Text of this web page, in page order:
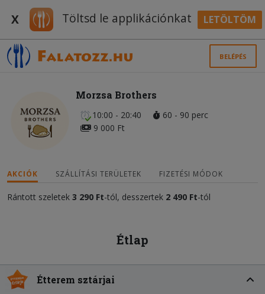
X Töltsd le applikációnkat LETÖLTÖM
BELÉPÉS
Morzsa Brothers
10:00 - 20:40
60 - 90 perc
9 000 Ft
AKCIÓK SZÁLLÍTÁSI TERÜLETEK FIZETÉSI MÓDOK
Rántott szeletek 3 290 Ft-tól, desszertek 2 490 Ft-tól
Étlap
Étterem sztárjai